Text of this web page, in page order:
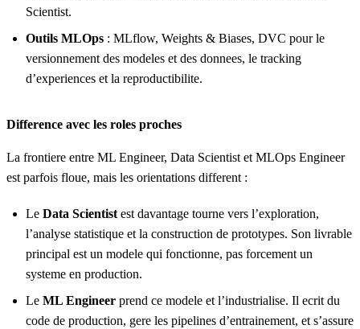
Scientist.
Outils MLOps : MLflow, Weights & Biases, DVC pour le
versionnement des modeles et des donnees, le tracking
d’experiences et la reproductibilite.
Difference avec les roles proches
La frontiere entre ML Engineer, Data Scientist et MLOps Engineer
est parfois floue, mais les orientations different :
Le Data Scientistest davantage tourne vers l’exploration,
l’analyse statistique et la construction de prototypes. Son livrable
principal est un modele qui fonctionne, pas forcement un
systeme en production.
Le ML Engineer prend ce modele et l’industrialise. Il ecrit du
code de production, gere les pipelines d’entrainement, et s’assure